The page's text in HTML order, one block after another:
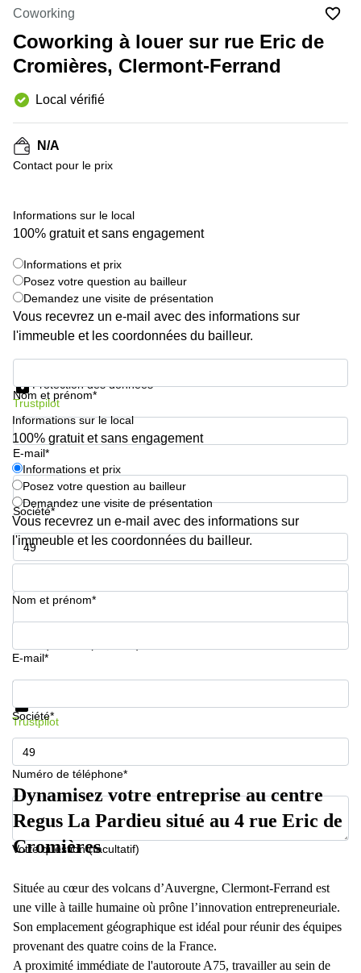
Strasbourg
d'affaires
Toulouse
Toulouse
Nice
Centres
Location
bureaux
Paris
Centre
d'affaires
Montpellier
Coworking
Coworking à louer sur rue Eric de
Cromières, Clermont-Ferrand
Local vérifié
N/A
Contact pour le prix
Informations sur le local
100% gratuit et sans engagement
Informations et prix
Posez votre question au bailleur
Demandez une visite de présentation
Vous recevrez un e-mail avec des informations sur
l'immeuble et les coordonnées du bailleur.
Nom et prénom*
E-mail*
Société*
Numéro de téléphone*
Protection des données
Trustpilot
Informations sur le local
100% gratuit et sans engagement
Informations et prix
Posez votre question au bailleur
Demandez une visite de présentation
Vous recevrez un e-mail avec des informations sur
l'immeuble et les coordonnées du bailleur.
Nom et prénom*
E-mail*
Société*
Numéro de téléphone*
Votre question (facultatif)
Informations et prix
Trustpilot
Dynamisez votre entreprise au centre
Regus La Pardieu situé au 4 rue Eric de
Cromières
Située au cœur des volcans d’Auvergne, Clermont-Ferrand est
une ville à taille humaine où prône l’innovation entrepreneuriale.
Son emplacement géographique est idéal pour réunir des équipes
provenant des quatre coins de la France.
A proximité immédiate de l'autoroute A75, travailler au sein de